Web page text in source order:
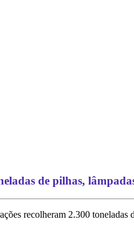
de pilhas,
recolheram 2.300